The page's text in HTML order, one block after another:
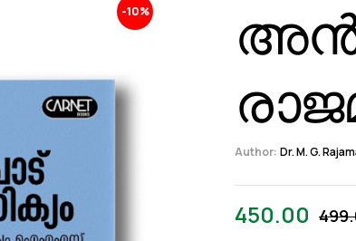
-10%
Author: Dr. M. G.
450.00